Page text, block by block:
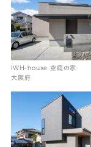
IWH-house 空庭の家
大阪府